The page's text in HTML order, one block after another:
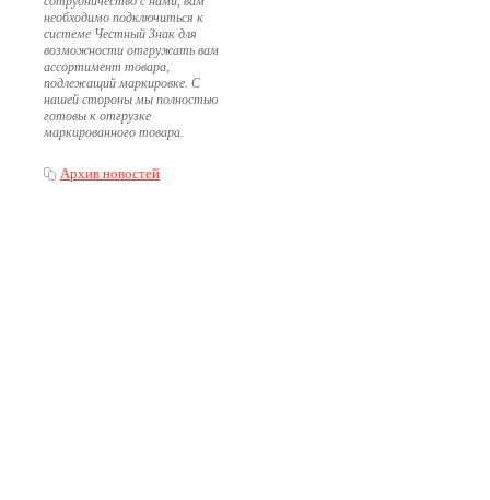
необходимо подключиться к
системе Честный Знак для
возможности отгружать вам
ассортимент товара,
подлежащий маркировке. С
нашей стороны мы полностью
готовы к отгрузке
маркированного товара.
Архив новостей